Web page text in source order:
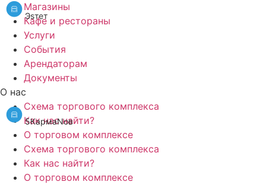
Эsтет
5КармаNов
Магазины
Кафе и рестораны
Услуги
События
Арендаторам
Документы
О нас
Схема торгового комплекса
Как нас найти?
О торговом комплексе
Схема торгового комплекса
Как нас найти?
О торговом комплексе